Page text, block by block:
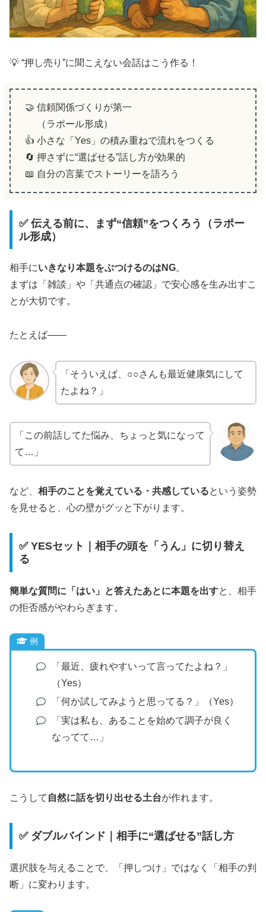
💡 “押し売り”に聞こえない会話はこう作る！
🤝 信頼関係づくりが第一
（ラポール形成）
👍 小さな「Yes」の積み重ねで流れをつくる
🔄 押さずに“選ばせる”話し方が効果的
📖 自分の言葉でストーリーを語ろう
✅ 伝える前に、まず“信頼”をつくろう（ラポー
ル形成）
相手にいきなり本題をぶつけるのはNG。
まずは「雑談」や「共通点の確認」で安心感を生み出すこ
とが大切です。
たとえば——
「そういえば、○○さんも最近健康気にして
たよね？」
「この前話してた悩み、ちょっと気になって
て…」
など、 相手のことを覚えている・共感しているという姿勢
を見せると、心の壁がグッと下がります。
✅ YESセット｜相手の頭を「うん」に切り替え
る
簡単な質問に「はい」と答えたあとに本題を出すと、相手
の拒否感がやわらぎます。
例
「最近、疲れやすいって言ってたよね？」
（Yes）
「何か試してみようと思ってる？」（Yes）
「実は私も、あることを始めて調子が良く
なってて…」
こうして 自然に話を切り出せる土台が作れます。
✅ ダブルバインド｜相手に“選ばせる”話し方
選択肢を与えることで、「押しつけ」ではなく「相手の判
断」に変わります。